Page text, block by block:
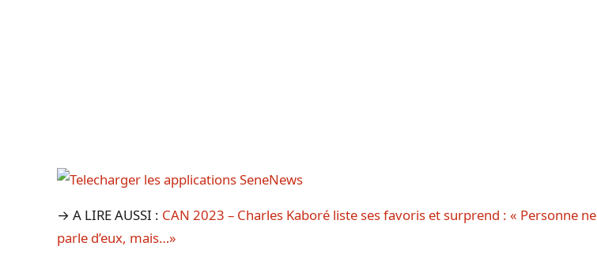
→ A LIRE AUSSI : CAN 2023 – Charles Kaboré liste ses favoris et surprend : « Personne ne
parle d’eux, mais…»